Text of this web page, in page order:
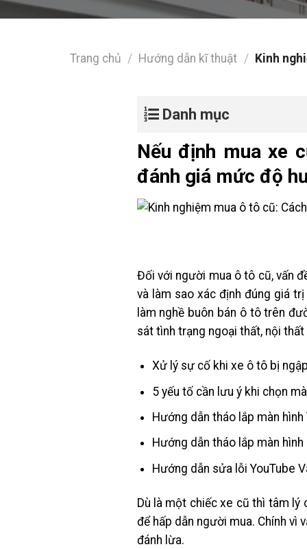
Trang chủ / Hướng dẫn kĩ thuật / Kinh
Danh mục
Nếu định mua xe
đánh giá mức độ
Đối với người mua ô tô cũ, vấn
và làm sao xác định đúng giá
làm nghề buôn bán ô tô trên
sát tình trạng ngoại thất, nội
Xử lý sự cố khi xe ô tô bị
5 yếu tố cần lưu ý khi chọn
Hướng dẫn tháo lắp màn
Hướng dẫn tháo lắp màn
Hướng dẫn sửa lỗi YouTube
Dù là một chiếc xe cũ thì tâm lý
để hấp dẫn người mua. Chính vì
đánh lừa.